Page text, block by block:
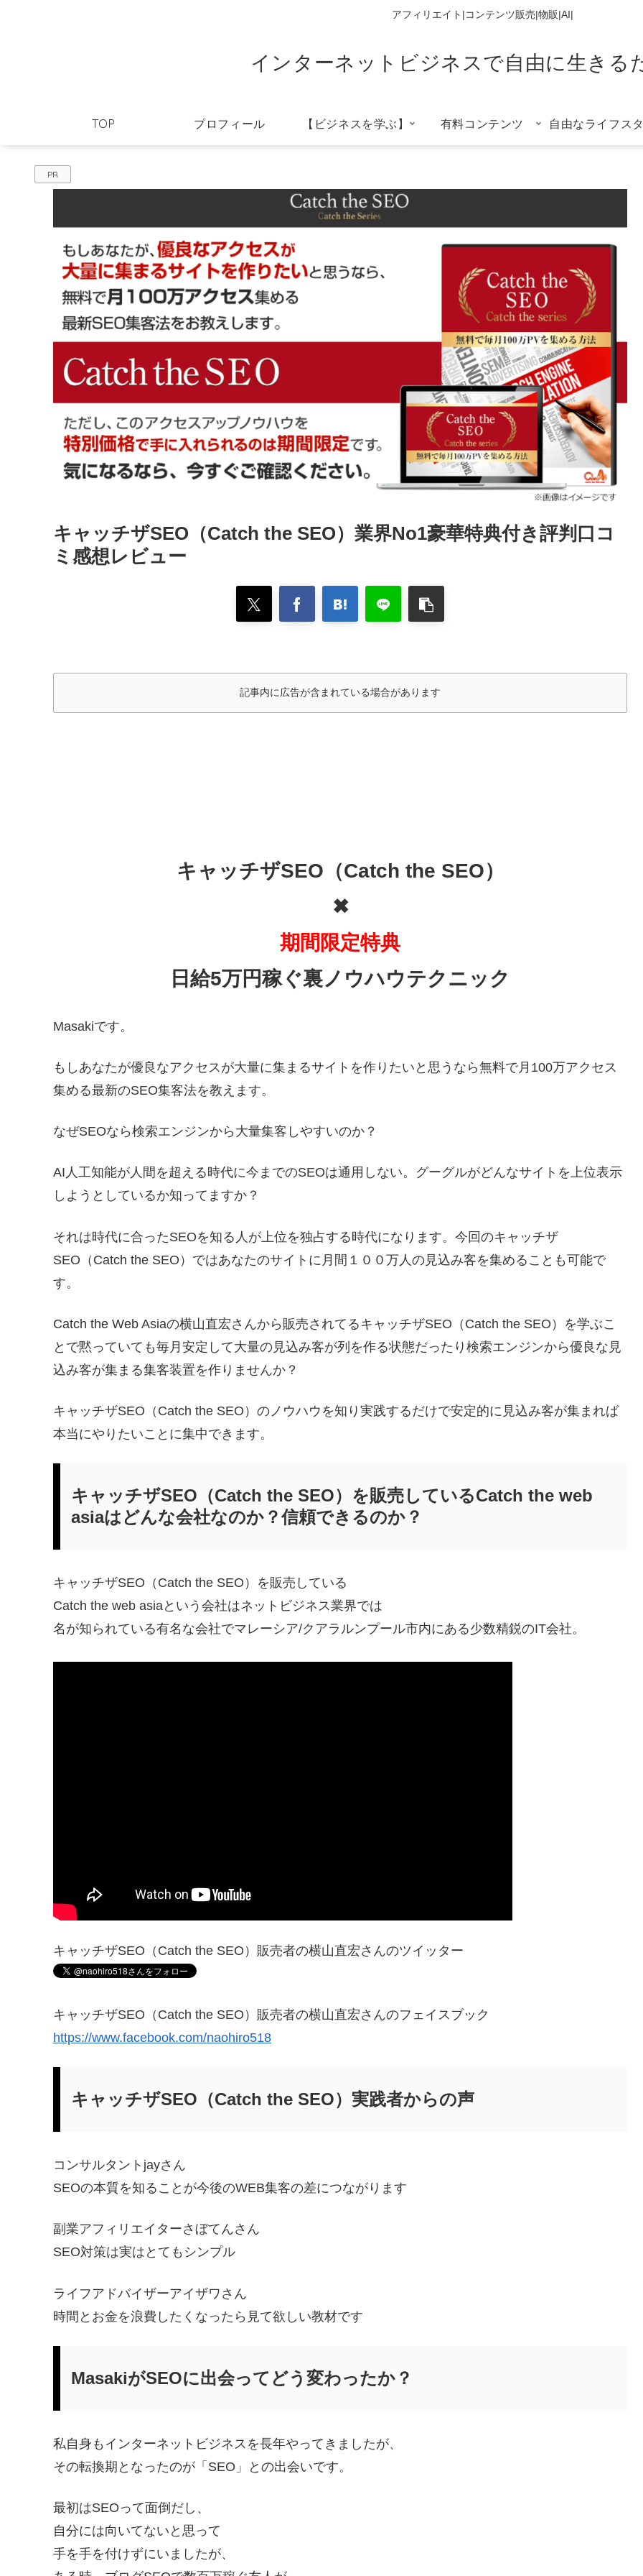
アフィリエイト|コンテンツ販売|物販|AI|
インターネットビジネスで自由に生きる
TOP プロフィール 【ビジネスを学ぶ】 有料コンテンツ 自由なライフス
PR
キャッチザSEO（Catch the SEO）業界No1豪華特典付き評判口コ
ミ感想レビュー
記事内に広告が含まれている場合があります
キャッチザSEO（Catch the SEO）
✖
期間限定特典
日給5万円稼ぐ裏ノウハウテクニック
Masakiです。
もしあなたが優良なアクセスが大量に集まるサイトを作りたいと思うなら無料で月100万アクセス
集める最新のSEO集客法を教えます。
なぜSEOなら検索エンジンから大量集客しやすいのか？
AI人工知能が人間を超える時代に今までのSEOは通用しない。グーグルがどんなサイトを上位表示
しようとしているか知ってますか？
それは時代に合ったSEOを知る人が上位を独占する時代になります。今回のキャッチザ
SEO（Catch the SEO）ではあなたのサイトに月間１００万人の見込み客を集めることも可能で
す。
Catch the Web Asiaの横山直宏さんから販売されてるキャッチザSEO（Catch the SEO）を学ぶこ
とで黙っていても毎月安定して大量の見込み客が列を作る状態だったり検索エンジンから優良な見
込み客が集まる集客装置を作りませんか？
キャッチザSEO（Catch the SEO）のノウハウを知り実践するだけで安定的に見込み客が集まれば
本当にやりたいことに集中できます。
キャッチザSEO（Catch the SEO）を販売しているCatch the web
asiaはどんな会社なのか？信頼できるのか？
キャッチザSEO（Catch the SEO）を販売している
Catch the web asiaという会社はネットビジネス業界では
名が知られている有名な会社でマレーシア/クアラルンプール市内にある少数精鋭のIT会社。
キャッチザSEO（Catch the SEO）販売者の横山直宏さんのツイッター
キャッチザSEO（Catch the SEO）販売者の横山直宏さんのフェイスブック
https://www.facebook.com/naohiro518
キャッチザSEO（Catch the SEO）実践者からの声
コンサルタントjayさん
SEOの本質を知ることが今後のWEB集客の差につながります
副業アフィリエイターさぼてんさん
SEO対策は実はとてもシンプル
ライフアドバイザーアイザワさん
時間とお金を浪費したくなったら見て欲しい教材です
MasakiがSEOに出会ってどう変わったか？
私自身もインターネットビジネスを長年やってきましたが、
その転換期となったのが「SEO」との出会いです。
最初はSEOって面倒だし、
自分には向いてないと思って
手を手を付けずにいましたが、